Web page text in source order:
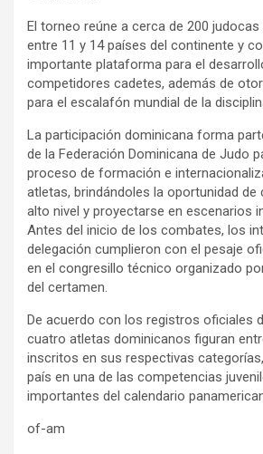
El torneo reúne a cerca de 200
entre 11 y 14 países del continente y
importante plataforma para el
competidores cadetes, además de
para el escalafón mundial de la
La participación dominicana forma
de la Federación Dominicana de Judo
proceso de formación e
atletas, brindándoles la oportunidad de
alto nivel y proyectarse en escenarios
Antes del inicio de los combates, los
delegación cumplieron con el pesaje
en el congresillo técnico organizado
del certamen.
De acuerdo con los registros oficiales
cuatro atletas dominicanos figuran
inscritos en sus respectivas
país en una de las competencias
importantes del calendario
of-am